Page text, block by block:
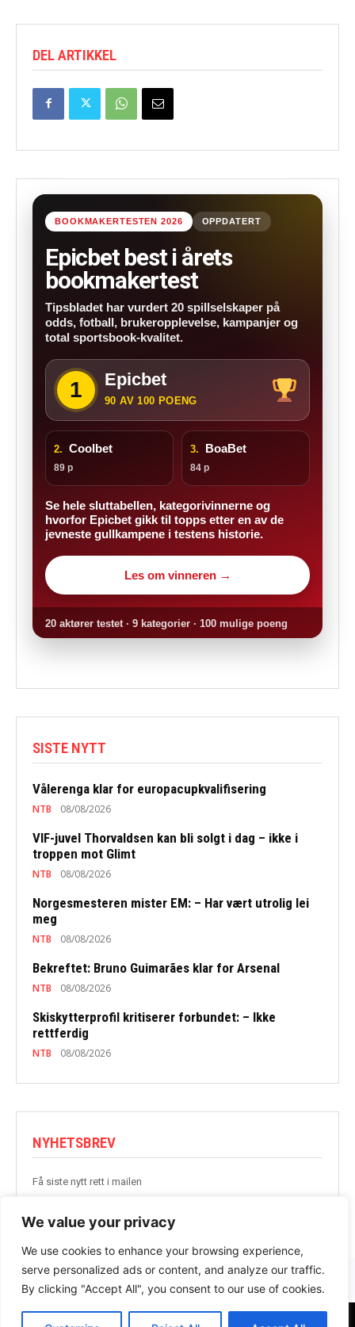
We value your privacy
We use cookies to enhance your browsing experience,
serve personalized ads or content, and analyze our traffic.
By clicking "Accept All", you consent to our use of cookies.
DEL ARTIKKEL
BOOKMAKERTESTEN 2026 OPPDATERT
Epicbet best i årets
bookmakertest
Tipsbladet har vurdert 20 spillselskaper på
odds, fotball, brukeropplevelse, kampanjer og
total sportsbook-kvalitet.
1 Epicbet
90 AV 100 POENG
2. Coolbet
89 p
3. BoaBet
84 p
Se hele sluttabellen, kategorivinnerne og
hvorfor Epicbet gikk til topps etter en av de
jevneste gullkampene i testens historie.
Les om vinneren →
20 aktører testet · 9 kategorier · 100 mulige poeng
SISTE NYTT
Vålerenga klar for europacupkvalifisering
NTB 08/08/2026
VIF-juvel Thorvaldsen kan bli solgt i dag – ikke i
troppen mot Glimt
NTB 08/08/2026
Norgesmesteren mister EM: – Har vært utrolig lei
meg
NTB 08/08/2026
Bekreftet: Bruno Guimarães klar for Arsenal
NTB 08/08/2026
Skiskytterprofil kritiserer forbundet: – Ikke
rettferdig
NTB 08/08/2026
NYHETSBREV
Få siste nytt rett i mailen